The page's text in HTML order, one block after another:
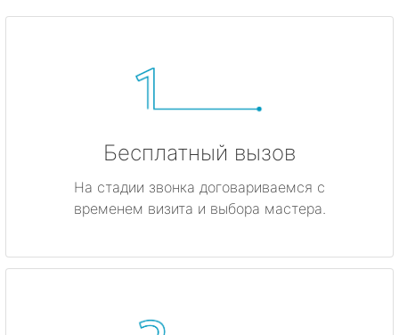
Бесплатный вызов
На стадии звонка договариваемся с
временем визита и выбора мастера.